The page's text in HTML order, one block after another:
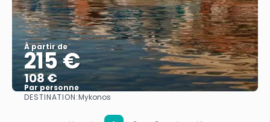
À partir de
215 €
108 €
Par personne
DESTINATION:Mykonos